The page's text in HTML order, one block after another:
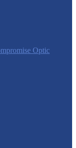
Optic